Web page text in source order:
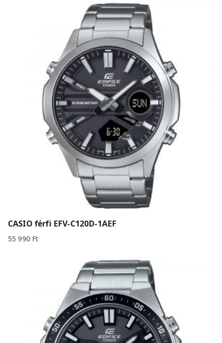
CASIO férfi EFV-C120D-1AEF
55 990 Ft